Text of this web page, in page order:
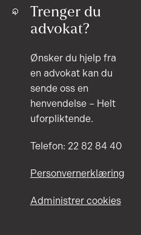
Trenger du
advokat?
Ønsker du hjelp fra
en advokat kan du
sende oss en
henvendelse – Helt
uforpliktende.
Telefon: 22 82 84 40
Personvernerklæring
Administrer cookies